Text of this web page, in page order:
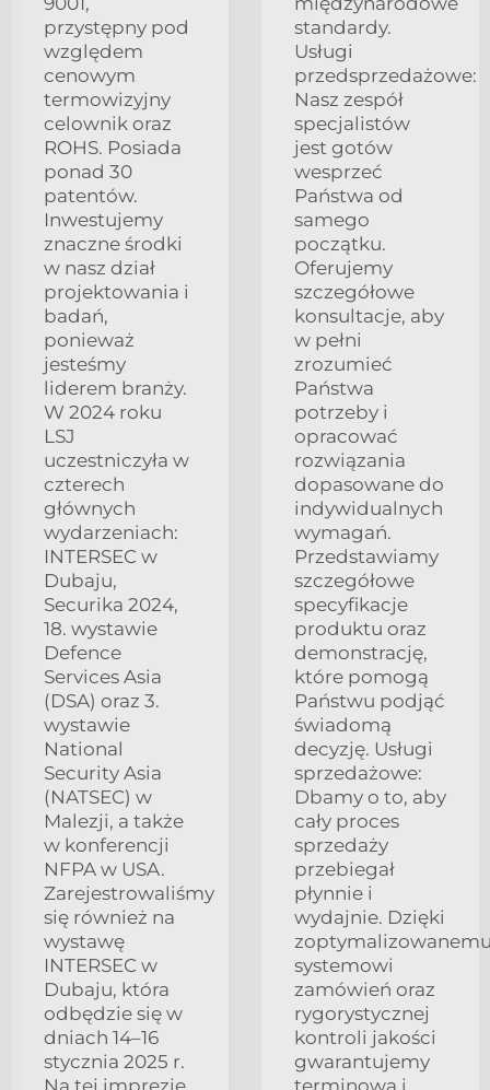
przystępny pod
względem
cenowym
termowizyjny
celownik oraz
ROHS. Posiada
ponad 30
patentów.
Inwestujemy
znaczne środki
w nasz dział
projektowania i
badań,
ponieważ
jesteśmy
liderem branży.
W 2024 roku
LSJ
uczestniczyła w
czterech
głównych
wydarzeniach:
INTERSEC w
Dubaju,
Securika 2024,
18. wystawie
Defence
Services Asia
(DSA) oraz 3.
wystawie
National
Security Asia
(NATSEC) w
Malezji, a także
w konferencji
NFPA w USA.
Zarejestrowaliśmy
się również na
wystawę
INTERSEC w
Dubaju, która
odbędzie się w
dniach 14–16
stycznia 2025 r.
Na tej imprezie
standardy.
Usługi
przedsprzedażowe:
Nasz zespół
specjalistów
jest gotów
wesprzeć
Państwa od
samego
początku.
Oferujemy
szczegółowe
konsultacje, aby
w pełni
zrozumieć
Państwa
potrzeby i
opracować
rozwiązania
dopasowane do
indywidualnych
wymagań.
Przedstawiamy
szczegółowe
specyfikacje
produktu oraz
demonstrację,
które pomogą
Państwu podjąć
świadomą
decyzję. Usługi
sprzedażowe:
Dbamy o to, aby
cały proces
sprzedaży
przebiegał
płynnie i
wydajnie. Dzięki
systemowi
zamówień oraz
rygorystycznej
kontroli jakości
gwarantujemy
terminową i